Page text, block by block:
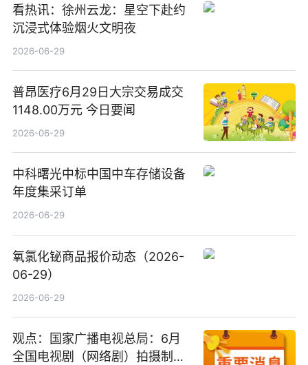
看热讯：徐州云龙：星空下赴约
沉浸式体验烟火文明夜
2026-06-29
普昂医疗6月29日大宗交易成交
1148.00万元 今日要闻
2026-06-29
中科曙光中标中国中车存储设备
年度集采订单
2026-06-29
氧氯化铋商品报价动态（2026-
06-29）
2026-06-29
观点：国家广播电视总局：6月
全国电视剧（网络剧）拍摄制作